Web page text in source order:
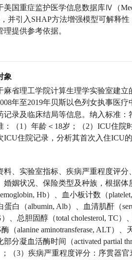
美国重症监护医学信息数据库Ⅳ（
并引入SHAP方法增强模型可解释
提供参考依据。
象
麻省理工学院计算生理学实验室建
年至2019年贝斯以色列女执事医
记录及临床结局等信息。纳入标准
：（1）年龄＜18岁；（2）ICU住
ICU住院记录，分析其首次入住ICU
料、实验室指标、疾病严重程度评
姻状况、保险类型及种族，根据体
Hb）、血小板计数（
蛋白（albumin, Alb）、血清肌酐（
、总胆固醇（total cholesterol, TC
（alanine aminotransferase, ALT）、
部分凝血活酶时间（activated partial
（3）疾病严重程度评分：序贯器官